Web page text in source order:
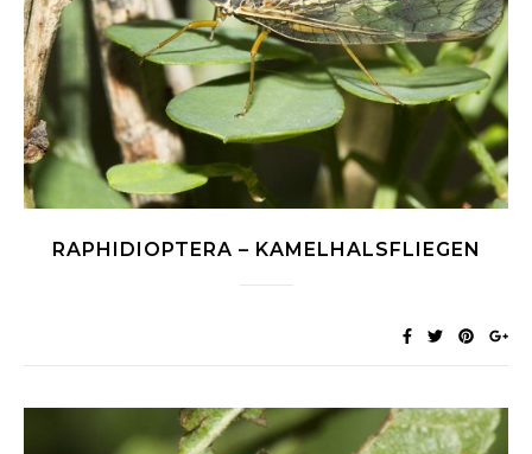
RAPHIDIOPTERA – KAMELHALSFLIEGEN